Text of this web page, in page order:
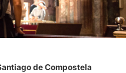
de Compostela